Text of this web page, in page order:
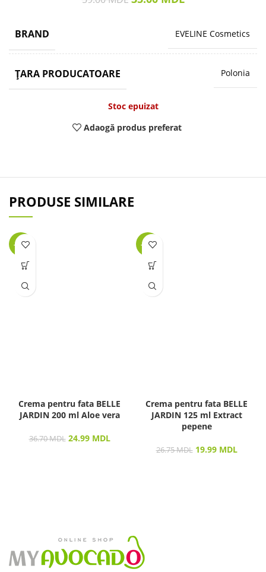
BRAND EVELINE Cosmetics
ȚARA PRODUCATOARE Polonia
Stoc epuizat
Adaogă produs preferat
PRODUSE SIMILARE
-32%
Crema pentru fata BELLE
JARDIN 200 ml Aloe vera
36.70MDL 24.99 MDL
-25%
Crema pentru fata BELLE
JARDIN 125 ml Extract
pepene
26.75MDL 19.99 MDL